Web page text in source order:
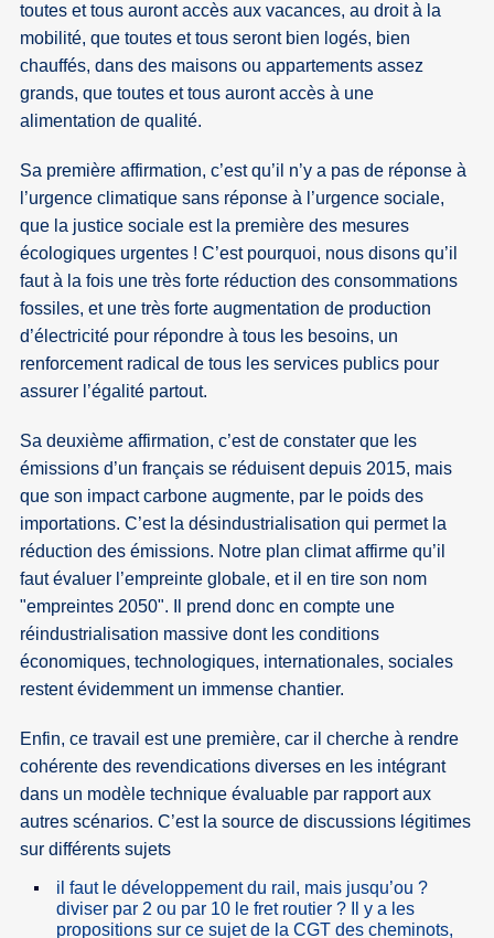
toutes et tous auront accès aux vacances, au droit à la
mobilité, que toutes et tous seront bien logés, bien
chauffés, dans des maisons ou appartements assez
grands, que toutes et tous auront accès à une
alimentation de qualité.
Sa première affirmation, c’est qu’il n’y a pas de réponse à
l’urgence climatique sans réponse à l’urgence sociale,
que la justice sociale est la première des mesures
écologiques urgentes ! C’est pourquoi, nous disons qu’il
faut à la fois une très forte réduction des consommations
fossiles, et une très forte augmentation de production
d’électricité pour répondre à tous les besoins, un
renforcement radical de tous les services publics pour
assurer l’égalité partout.
Sa deuxième affirmation, c’est de constater que les
émissions d’un français se réduisent depuis 2015, mais
que son impact carbone augmente, par le poids des
importations. C’est la désindustrialisation qui permet la
réduction des émissions. Notre plan climat affirme qu’il
faut évaluer l’empreinte globale, et il en tire son nom
"empreintes 2050". Il prend donc en compte une
réindustrialisation massive dont les conditions
économiques, technologiques, internationales, sociales
restent évidemment un immense chantier.
Enfin, ce travail est une première, car il cherche à rendre
cohérente des revendications diverses en les intégrant
dans un modèle technique évaluable par rapport aux
autres scénarios. C’est la source de discussions légitimes
sur différents sujets
il faut le développement du rail, mais jusqu’ou ?
diviser par 2 ou par 10 le fret routier ? Il y a les
propositions sur ce sujet de la CGT des cheminots,